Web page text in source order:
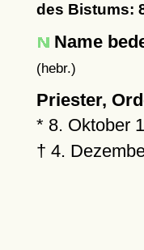
des Bistums:
Name
(hebr.)
Priester,
* 8. Oktober
† 4.